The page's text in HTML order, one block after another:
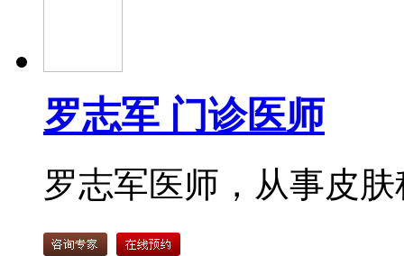
罗志军 门诊医师
罗志军医师，从事皮